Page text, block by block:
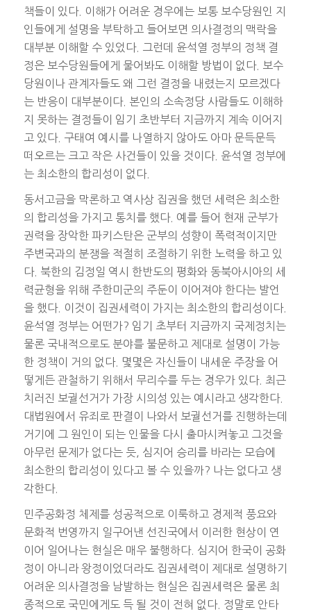
책들이 있다. 이해가 어려운 경우에는 보통 보수당원인 지
인들에게 설명을 부탁하고 들어보면 의사결정의 맥락을
대부분 이해할 수 있었다. 그런데 윤석열 정부의 정책 결
정은 보수당원들에게 물어봐도 이해할 방법이 없다. 보수
당원이나 관계자들도 왜 그런 결정을 내렸는지 모르겠다
는 반응이 대부분이다. 본인의 소속정당 사람들도 이해하
지 못하는 결정들이 임기 초반부터 지금까지 계속 이어지
고 있다. 구태여 예시를 나열하지 않아도 아마 문득문득
떠오르는 크고 작은 사건들이 있을 것이다. 윤석열 정부에
는 최소한의 합리성이 없다.
동서고금을 막론하고 역사상 집권을 했던 세력은 최소한
의 합리성을 가지고 통치를 했다. 예를 들어 현재 군부가
권력을 장악한 파키스탄은 군부의 성향이 폭력적이지만
주변국과의 분쟁을 적절히 조절하기 위한 노력을 하고 있
다. 북한의 김정일 역시 한반도의 평화와 동북아시아의 세
력균형을 위해 주한미군의 주둔이 이어져야 한다는 발언
을 했다. 이것이 집권세력이 가지는 최소한의 합리성이다.
윤석열 정부는 어떤가? 임기 초부터 지금까지 국제정치는
물론 국내적으로도 분야를 불문하고 제대로 설명이 가능
한 정책이 거의 없다. 몇몇은 자신들이 내세운 주장을 어
떻게든 관철하기 위해서 무리수를 두는 경우가 있다. 최근
치러진 보궐선거가 가장 시의성 있는 예시라고 생각한다.
대법원에서 유죄로 판결이 나와서 보궐선거를 진행하는데
거기에 그 원인이 되는 인물을 다시 출마시켜놓고 그것을
아무런 문제가 없다는 듯, 심지어 승리를 바라는 모습에
최소한의 합리성이 있다고 볼 수 있을까? 나는 없다고 생
각한다.
민주공화정 체제를 성공적으로 이룩하고 경제적 풍요와
문화적 번영까지 일구어낸 선진국에서 이러한 현상이 연
이어 일어나는 현실은 매우 불행하다. 심지어 한국이 공화
정이 아니라 왕정이었더라도 집권세력이 제대로 설명하기
어려운 의사결정을 남발하는 현실은 집권세력은 물론 최
종적으로 국민에게도 득 될 것이 전혀 없다. 정말로 안타